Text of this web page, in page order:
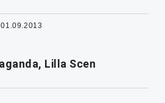
Lilla Scen